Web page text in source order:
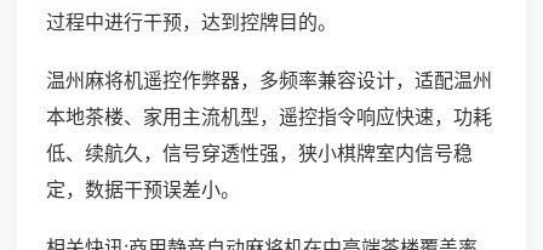
过程中进行干预，达到控牌目的。
温州麻将机遥控作弊器，多频率兼容设计，适配温州
本地茶楼、家用主流机型，遥控指令响应快速，功耗
低、续航久，信号穿透性强，狭小棋牌室内信号稳
定，数据干预误差小。